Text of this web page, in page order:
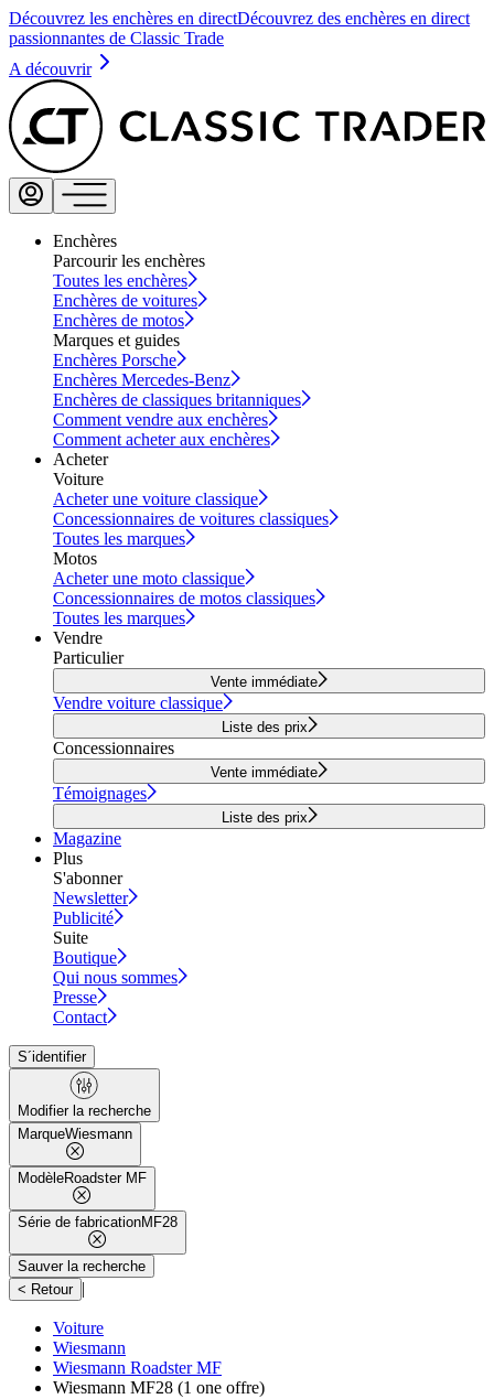
Découvrez les enchères en directDécouvrez des enchères en direct
passionnantes de Classic Trade
A découvrir
Enchères
Parcourir les enchères
Toutes les enchères
Enchères de voitures
Enchères de motos
Marques et guides
Enchères Porsche
Enchères Mercedes-Benz
Enchères de classiques britanniques
Comment vendre aux enchères
Comment acheter aux enchères
Acheter
Voiture
Acheter une voiture classique
Concessionnaires de voitures classiques
Toutes les marques
Motos
Acheter une moto classique
Concessionnaires de motos classiques
Toutes les marques
Vendre
Particulier
Vente immédiate
Vendre voiture classique
Liste des prix
Concessionnaires
Vente immédiate
Témoignages
Liste des prix
Magazine
Plus
S'abonner
Newsletter
Publicité
Suite
Boutique
Qui nous sommes
Presse
Contact
S´identifier
Modifier la recherche
MarqueWiesmann
ModèleRoadster MF
Série de fabricationMF28
Sauver la recherche
< Retour |
Voiture
Wiesmann
Wiesmann Roadster MF
Wiesmann MF28 (1 one offre)